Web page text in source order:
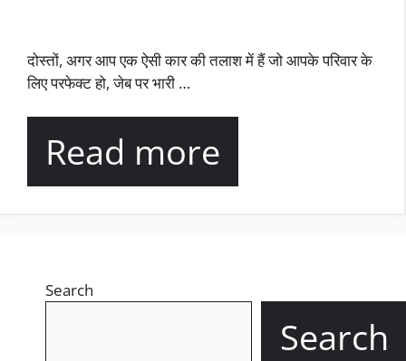
दोस्तों, अगर आप एक ऐसी कार की तलाश में हैं जो आपके परिवार के
लिए परफेक्ट हो, जेब पर भारी …
Read more
Search
Search